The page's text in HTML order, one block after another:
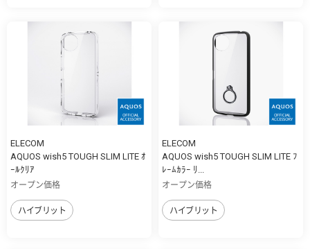
ELECOM
AQUOS wish5 TOUGH SLIM LITE ｵ
ｰﾙｸﾘｱ
オープン価格
ハイブリット
ELECOM
AQUOS wish5 TOUGH SLIM LITE ﾌ
ﾚｰﾑｶﾗｰ ﾘ...
オープン価格
ハイブリット